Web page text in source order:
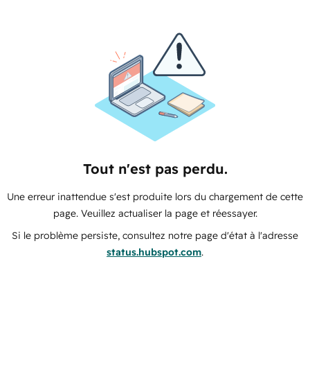
Tout n'est pas perdu.
Une erreur inattendue s'est produite lors du chargement de cette
page. Veuillez actualiser la page et réessayer.
Si le problème persiste, consultez notre page d'état à l'adresse
status.hubspot.com.